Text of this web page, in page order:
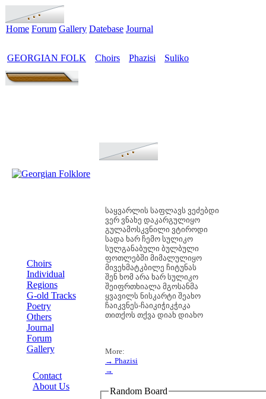
Home Forum Gallery Datebase Journal
GEORGIAN FOLK Choirs Phazisi Suliko
Choirs
Individual
Regions
G-old Tracks
Poetry
Others
Journal
Forum
Gallery
Contact
About Us
საყვარლის საფლავს ვეძებდი
ვერ ვნახე დაკარგულიყო
გულამოსკვნილი ვტიროდი
სადა ხარ ჩემო სულიკო
სულგანაბული ბულბული
ფოთლებში მიმალულიყო
მივეხმატკბილე ჩიტუნას
შენ ხომ არა ხარ სულიკო
შეიფრთხიალა მგოსანმა
ყვავილს ნისკარტი შეახო
ჩაიკვნეს-ჩაიკიჭიკჭიკა
თითქოს თქვა დიახ დიახო
More:
→ Phazisi
→
Random Board